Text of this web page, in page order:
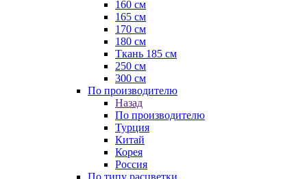
160 см
165 см
170 см
180 см
Ткань 185 см
250 см
300 см
По производителю
Назад
По производителю
Турция
Китай
Корея
Россия
По типу расцветки